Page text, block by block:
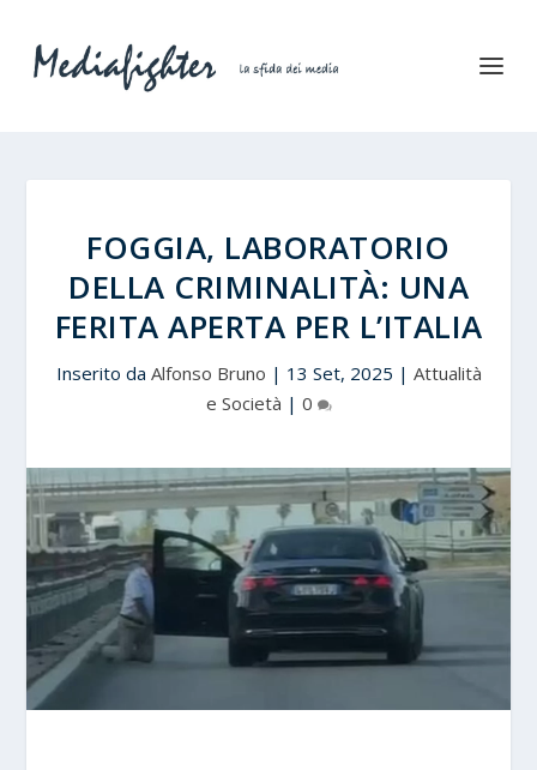
FOGGIA, LABORATORIO
DELLA CRIMINALITÀ: UNA
FERITA APERTA PER L’ITALIA
Inserito da Alfonso Bruno | 13 Set, 2025 | Attualità
e Società | 0